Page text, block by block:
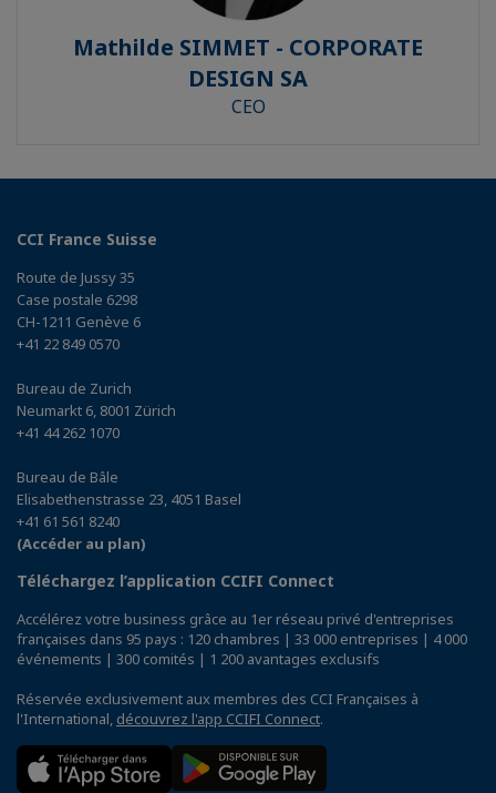
Mathilde SIMMET - CORPORATE
DESIGN SA
CEO
CCI France Suisse
Route de Jussy 35
Case postale 6298
CH-1211 Genève 6
+41 22 849 0570
Bureau de Zurich
Neumarkt 6, 8001 Zürich
+41 44 262 1070
Bureau de Bâle
Elisabethenstrasse 23, 4051 Basel
+41 61 561 8240
(Accéder au plan)
Téléchargez l’application CCIFI Connect
Accélérez votre business grâce au 1er réseau privé d'entreprises
françaises dans 95 pays : 120 chambres | 33 000 entreprises | 4 000
événements | 300 comités | 1 200 avantages exclusifs
Réservée exclusivement aux membres des CCI Françaises à
l'International, découvrez l'app CCIFI Connect.